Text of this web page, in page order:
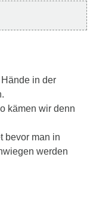
in der
kämen wir denn
bevor man in
werden